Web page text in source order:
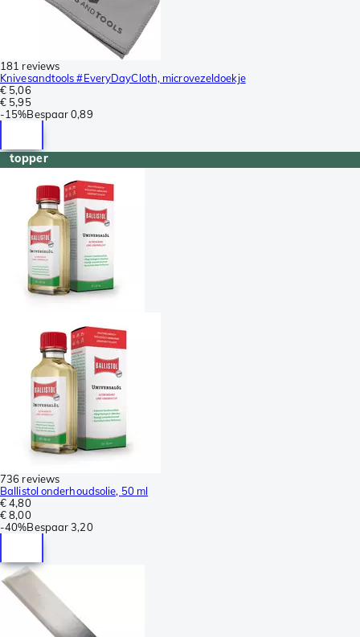
181 reviews
Knivesandtools #EveryDayCloth, microvezeldoekje
€ 5,06
€ 5,95
-15%Bespaar 0,89
topper
736 reviews
Ballistol onderhoudsolie, 50 ml
€ 4,80
€ 8,00
-40%Bespaar 3,20